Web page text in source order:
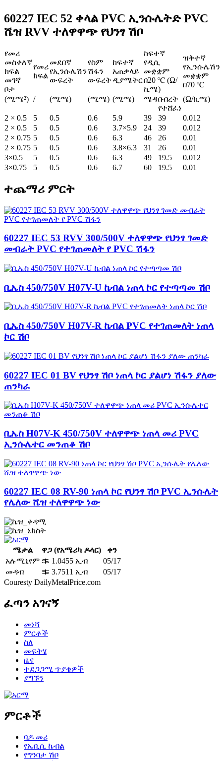
60227 IEC 52 ቀላል PVC ኢንሱሌትድ PVC
ሼዝ RVV ተለዋዋጭ የህንፃ ሽቦ
የመሪ
መስቀለኛ
ክፍል
መገኛ
ቦታ
የመሪ
ክፍል
መደበኛ
የኢንሱሌሽን
ውፍረት
የስም
ሽፋን
ውፍረት
ከፍተኛ
አጠቃላይ
ዲያሜትር
ከፍተኛ
የዲሲ
መቋቋም
በ20 ℃ (Ω/
ኪሜ)
ዝቅተኛ
የኢንሱሌሽን
መቋቋም
በ70 ℃
(ሚሜ²) / (ሚሜ) (ሚሜ) (ሚሜ) ሜዳበብረት
የተሸፈነ
(Ω/ኪሜ)
2 × 0.5 5 0.5 0.6 5.9 39 39
0.012
2 × 0.5
5 0.5 0.6 3.7×5.9 24 39
0.012
2 × 0.75 5 0.5 0.6 6.3 46 26
0.01
2 × 0.75 5 0.5 0.6 3.8×6.3 31 26
0.01
3×0.5
5 0.5 0.6 6.3 49 19.5
0.012
3×0.75
5 0.5 0.6 6.7 60 19.5 0.01
ተጨማሪ ምርት
60227 IEC 53 RVV 300/500V ተለዋዋጭ የህንፃ ገመድ
መብራት PVC የተገጠመለት የ PVC ሽፋን
ቢኤስ 450/750V H07V-U ኬብል ነጠላ ኮር የተጣጣመ ሽቦ
ቢኤስ 450/750V H07V-R ኬብል PVC የተገጠመለት ነጠላ
ኮር ሽቦ
60227 IEC 01 BV የህንፃ ሽቦ ነጠላ ኮር ያልሆነ ሽፋን ያለው
ጠንካራ
ቢኤስ H07V-K 450/750V ተለዋዋጭ ነጠላ መሪ PVC
ኢንሱሌተር መንጠቆ ሽቦ
60227 IEC 08 RV-90 ነጠላ ኮር የህንፃ ሽቦ PVC ኢንሱሌት
የሌለው ሼዝ ተለዋዋጭ ነው
ሜታል ዋጋ (የአሜሪካ ዶላር)
ቀን
አሉሚኒየም ＄ 1.0455 ኢብ
05/17
መዳብ
＄ 3.7511 ኢብ
05/17
Couresty DailyMetalPrice.com
ፈጣን አገናኝ
መነሻ
ምርቶች
ስለ
መፍትሄ
ዜና
ተደጋጋሚ ጥያቄዎች
ያግኙን
ምርቶች
ባዶ መሪ
የኤቢሲ ኬብል
የግንባታ ሽቦ